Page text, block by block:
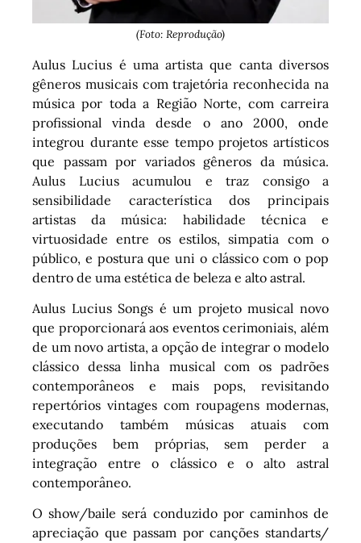
(Foto: Reprodução)
Aulus Lucius é uma artista que canta diversos
gêneros musicais com trajetória reconhecida na
música por toda a Região Norte, com carreira
profissional vinda desde o ano 2000, onde
integrou durante esse tempo projetos artísticos
que passam por variados gêneros da música.
Aulus Lucius acumulou e traz consigo a
sensibilidade característica dos principais
artistas da música: habilidade técnica e
virtuosidade entre os estilos, simpatia com o
público, e postura que uni o clássico com o pop
dentro de uma estética de beleza e alto astral.
Aulus Lucius Songs é um projeto musical novo
que proporcionará aos eventos cerimoniais, além
de um novo artista, a opção de integrar o modelo
clássico dessa linha musical com os padrões
contemporâneos e mais pops, revisitando
repertórios vintages com roupagens modernas,
executando também músicas atuais com
produções bem próprias, sem perder a
integração entre o clássico e o alto astral
contemporâneo.
O show/baile será conduzido por caminhos de
apreciação que passam por canções standarts/